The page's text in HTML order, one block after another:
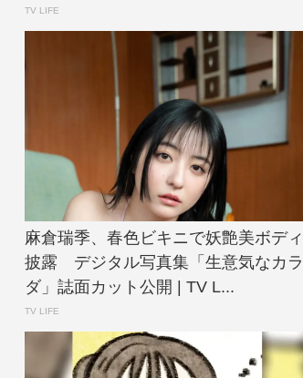
TV LIFE
麻倉瑞季、春色ビキニで妖艶美ボディ
披露 デジタル写真集「生意気なカラ
ダ」誌面カット公開 | TV L...
TV LIFE